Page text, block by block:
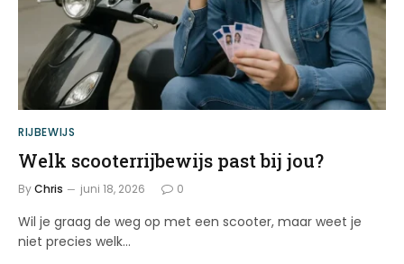
RIJBEWIJS
Welk scooterrijbewijs past bij jou?
ByChris juni 18, 2026 0
Wil je graag de weg op met een scooter, maar weet je
niet precies welk…